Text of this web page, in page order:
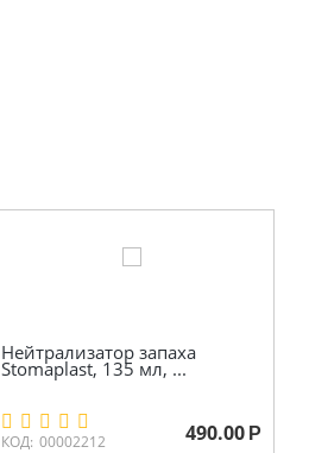
Нейтрализатор запаха
Stomaplast, 135 мл, ...
КОД: 00002212 490.00 Р